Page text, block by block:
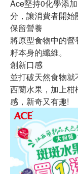
Ace堅持0化學添
分，讓消費者開始
保留營養
將原型食物中的
籽本身的纖維。
創新口感
並打破天然食物
西蘭水果，加上柑
感，新奇又有趣!